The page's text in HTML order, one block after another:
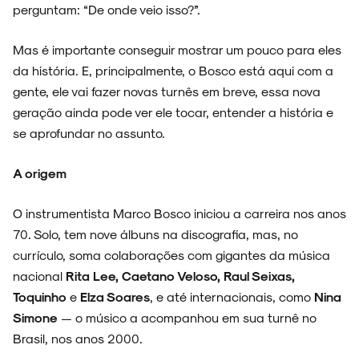
perguntam: “De onde veio isso?”.
Mas é importante conseguir mostrar um pouco para eles
da história. E, principalmente, o Bosco está aqui com a
gente, ele vai fazer novas turnês em breve, essa nova
geração ainda pode ver ele tocar, entender a história e
se aprofundar no assunto.
A origem
O instrumentista Marco Bosco iniciou a carreira nos anos
70. Solo, tem nove álbuns na discografia, mas, no
currículo, soma colaborações com gigantes da música
nacional Rita Lee, Caetano Veloso, Raul Seixas,
Toquinho e Elza Soares , e até internacionais, como Nina
Simone — o músico a acompanhou em sua turnê no
Brasil, nos anos 2000.